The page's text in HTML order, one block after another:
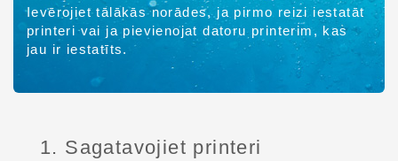
Ievērojiet tālākās norādes, ja pirmo reizi iestatāt
printeri vai ja pievienojat datoru printerim, kas
jau ir iestatīts.
1. Sagatavojiet printeri